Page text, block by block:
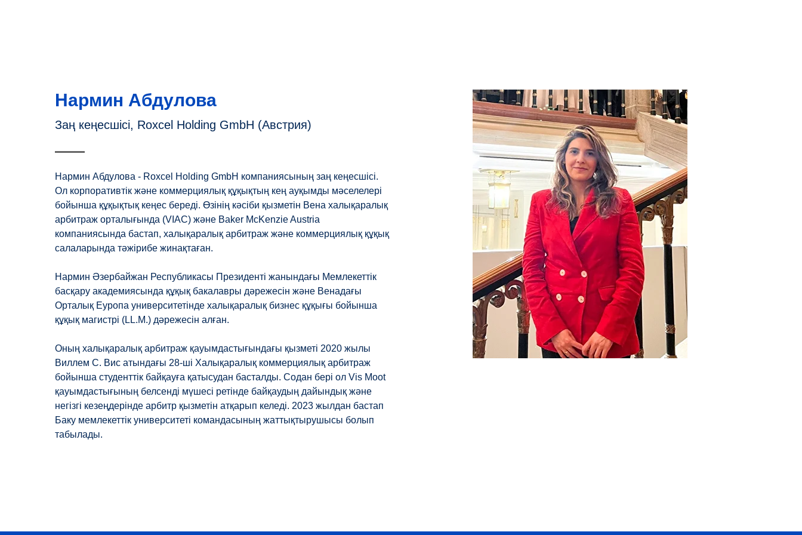
Нармин Абдулова
Заң кеңесшісі, Roxcel Holding GmbH (Австрия)
Нармин Абдулова - Roxcel Holding GmbH компаниясының заң кеңесшісі.
Ол корпоративтік және коммерциялық құқықтың кең ауқымды мәселелері
бойынша құқықтық кеңес береді. Өзінің кәсіби қызметін Вена халықаралық
арбитраж орталығында (VIAC) және Baker McKenzie Austria
компаниясында бастап, халықаралық арбитраж және коммерциялық құқық
салаларында тәжірибе жинақтаған.
Нармин Әзербайжан Республикасы Президенті жанындағы Мемлекеттік
басқару академиясында құқық бакалавры дәрежесін және Венадағы
Орталық Еуропа университетінде халықаралық бизнес құқығы бойынша
құқық магистрі (LL.M.) дәрежесін алған.
Оның халықаралық арбитраж қауымдастығындағы қызметі 2020 жылы
Виллем С. Вис атындағы 28-ші Халықаралық коммерциялық арбитраж
бойынша студенттік байқауға қатысудан басталды. Содан бері ол Vis Moot
қауымдастығының белсенді мүшесі ретінде байқаудың дайындық және
негізгі кезеңдерінде арбитр қызметін атқарып келеді. 2023 жылдан бастап
Баку мемлекеттік университеті командасының жаттықтырушысы болып
табылады.